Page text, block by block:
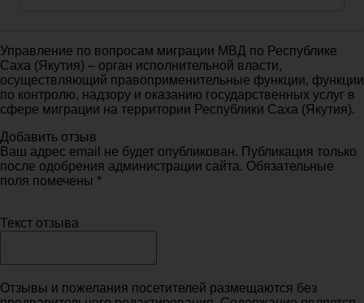
Управление по вопросам миграции МВД по Республике
Саха (Якутия) – орган исполнительной власти,
осуществляющий правоприменительные функции, функции
по контролю, надзору и оказанию государственных услуг в
сфере миграции на территории Республики Саха (Якутия).
Добавить отзыв
Ваш адрес email не будет опубликован. Публикация только
после одобрения администрации сайта. Обязательные
поля помечены *
Текст отзыва
Отзывы и пожелания посетителей размещаются без